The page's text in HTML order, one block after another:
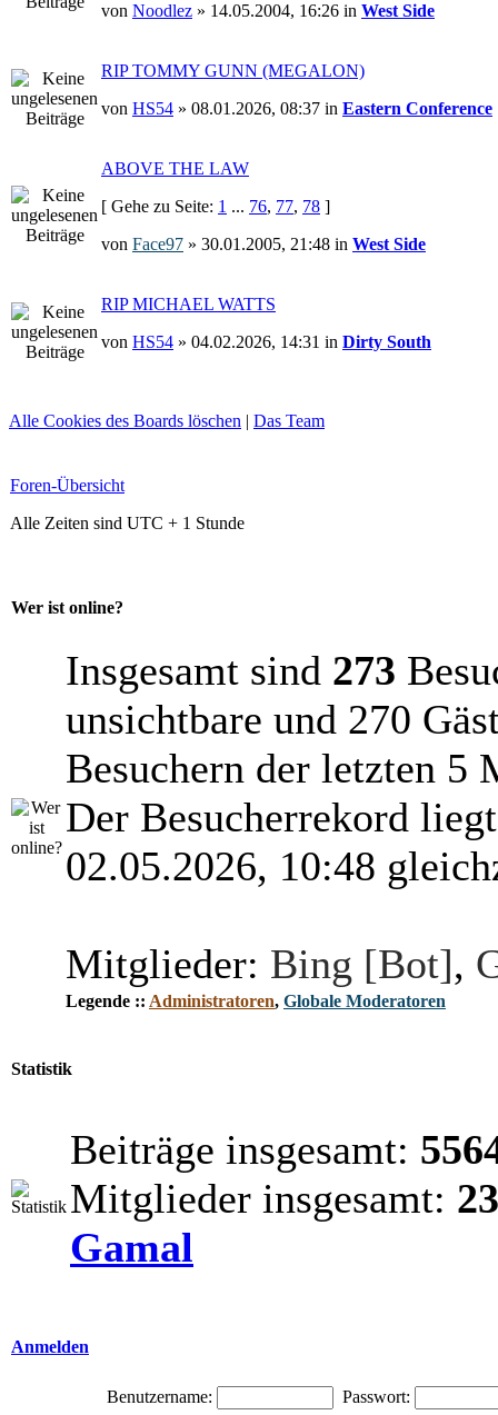
von Noodlez » 14.05.2004, 16:26 in West Side
RIP TOMMY GUNN (MEGALON)
von HS54 » 08.01.2026, 08:37 in Eastern Conference
ABOVE THE LAW
[ Gehe zu Seite: 1 ... 76, 77, 78 ]
von Face97 » 30.01.2005, 21:48 in West Side
RIP MICHAEL WATTS
von HS54 » 04.02.2026, 14:31 in Dirty South
Alle Cookies des Boards löschen | Das Team
Foren-Übersicht
Alle Zeiten sind UTC + 1 Stunde
Wer ist online?
Insgesamt sind 273
unsichtbare und 270
Besuchern der letzten 5
Der Besucherrekord
02.05.2026, 10:48
Mitglieder: Bing [Bot],
Legende :: Administratoren, Globale Moderatoren
Statistik
Beiträge insgesamt:
Mitglieder insgesamt:
Gamal
Anmelden
Benutzername: Passwort: